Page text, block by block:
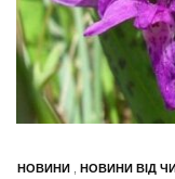
НОВИНИ НОВИНИ ВІД